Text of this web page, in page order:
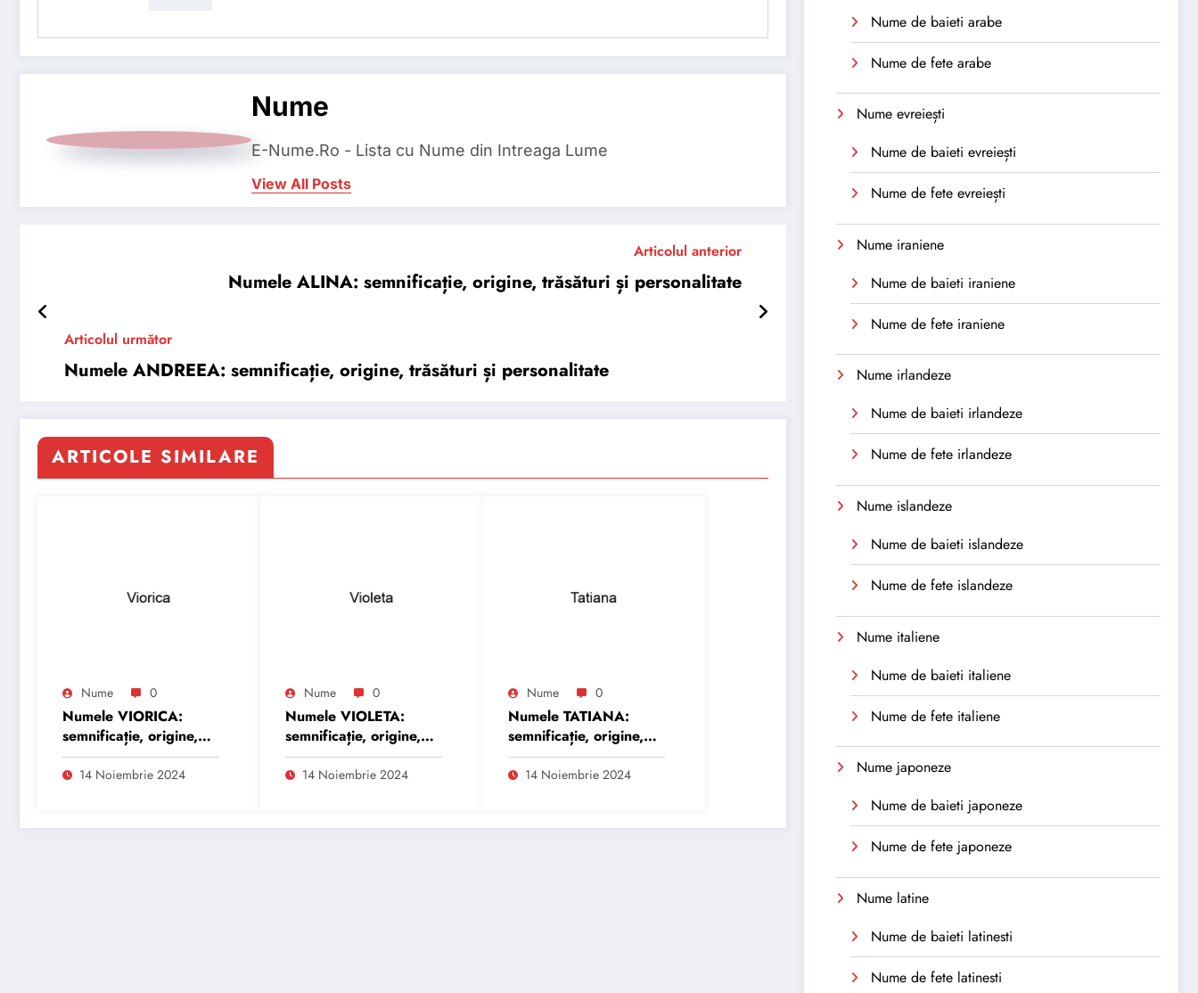
Nume
E-Nume.Ro - Lista cu Nume din Intreaga Lume
View All Posts
Articolul anterior
Numele ALINA: semnificație, origine, trăsături și personalitate
Articolul următor
Numele ANDREEA: semnificație, origine, trăsături și personalitate
ARTICOLE SIMILARE
Nume 0
Numele VIORICA:
semnificație, origine,
trăsături și
personalitate
14 Noiembrie 2024
Nume 0
Numele VIOLETA:
semnificație, origine,
trăsături și
personalitate
14 Noiembrie 2024
Nume 0
Numele TATIANA:
semnificație, origine,
trăsături și
personalitate
14 Noiembrie 2024
Nume de baieti arabe
Nume de fete arabe
Nume evreiești
Nume de baieti evreiești
Nume de fete evreiești
Nume iraniene
Nume de baieti iraniene
Nume de fete iraniene
Nume irlandeze
Nume de baieti irlandeze
Nume de fete irlandeze
Nume islandeze
Nume de baieti islandeze
Nume de fete islandeze
Nume italiene
Nume de baieti italiene
Nume de fete italiene
Nume japoneze
Nume de baieti japoneze
Nume de fete japoneze
Nume latine
Nume de baieti latinesti
Nume de fete latinesti